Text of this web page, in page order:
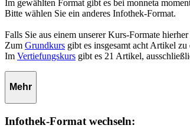
Im gewählten Format gibt es bei monneta
Bitte wählen Sie ein anderes Infothek-Format.
Falls Sie aus einem unserer Kurs-Formate
Zum Grundkurs gibt es insgesamt acht Artikel
Im Vertiefungskurs gibt es 21 Artikel,
Mehr
Infothek-Format wechseln: